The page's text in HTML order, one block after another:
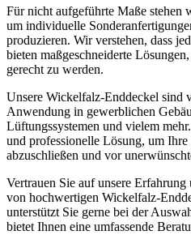
Für nicht aufgeführte Maße stehen
um individuelle
produzieren. Wir verstehen, dass
bieten maßgeschneiderte
gerecht zu werden.
Unsere Wickelfalz-Enddeckel sind
Anwendung in gewerblichen
Lüftungssystemen und vielem
und professionelle Lösung, um
abzuschließen und vor
Vertrauen Sie auf unsere
von hochwertigen Wickelfalz-
unterstützt Sie gerne bei der
bietet Ihnen eine umfassende